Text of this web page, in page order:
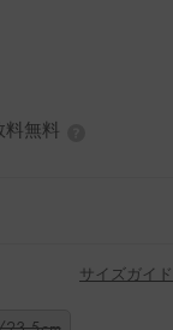
料無料
サイズガイド